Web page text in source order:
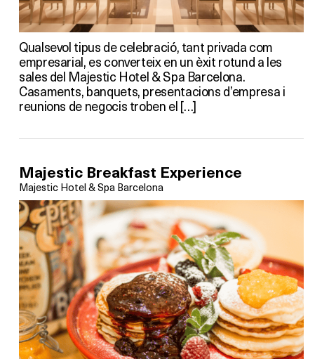
Qualsevol tipus de celebració, tant privada com
empresarial, es converteix en un èxit rotund a les
sales del Majestic Hotel & Spa Barcelona.
Casaments, banquets, presentacions d’empresa i
reunions de negocis troben el […]
Majestic Breakfast Experience
Majestic Hotel & Spa Barcelona